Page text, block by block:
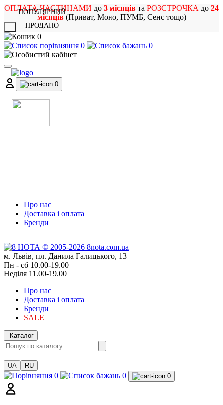
ОПЛАТА ЧАСТИНАМИ до 3 місяців та РОЗСТРОЧКА до 24
місяців(Приват, Моно, ПУМБ, Сенс тощо)
0
0
0
0
Про нас
Доставка і оплата
Бренди
м. Львів, пл. Данила Галицького, 13
Пн - сб 10.00-19.00
Неділя 11.00-19.00
Про нас
Доставка і оплата
Бренди
SALE
Каталог
UA RU
0 0 0
ПОПУЛЯРНИЙ
ПРОДАНО